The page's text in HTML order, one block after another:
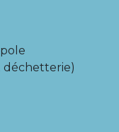
déchetterie)